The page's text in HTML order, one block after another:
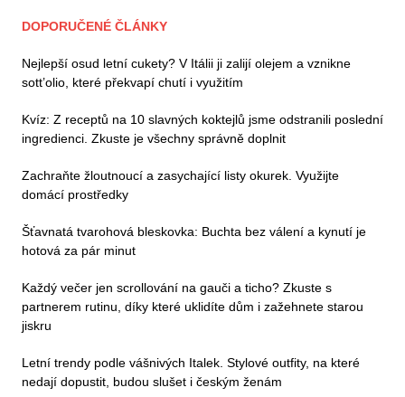
DOPORUČENÉ ČLÁNKY
Nejlepší osud letní cukety? V Itálii ji zalijí olejem a vznikne
sott’olio, které překvapí chutí i využitím
Kvíz: Z receptů na 10 slavných koktejlů jsme odstranili poslední
ingredienci. Zkuste je všechny správně doplnit
Zachraňte žloutnoucí a zasychající listy okurek. Využijte
domácí prostředky
Šťavnatá tvarohová bleskovka: Buchta bez válení a kynutí je
hotová za pár minut
Každý večer jen scrollování na gauči a ticho? Zkuste s
partnerem rutinu, díky které uklidíte dům i zažehnete starou
jiskru
Letní trendy podle vášnivých Italek. Stylové outfity, na které
nedají dopustit, budou slušet i českým ženám